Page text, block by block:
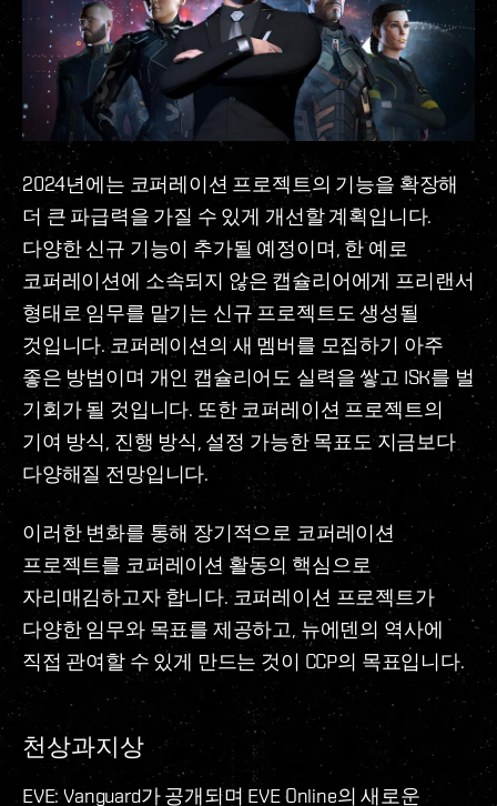
2024년에는 코퍼레이션 프로젝트의 기능을 확장해
더 큰 파급력을 가질 수 있게 개선할 계획입니다.
다양한 신규 기능이 추가될 예정이며, 한 예로
코퍼레이션에 소속되지 않은 캡슐리어에게 프리랜서
형태로 임무를 맡기는 신규 프로젝트도 생성될
것입니다. 코퍼레이션의 새 멤버를 모집하기 아주
좋은 방법이며 개인 캡슐리어도 실력을 쌓고 ISK를 벌
기회가 될 것입니다. 또한 코퍼레이션 프로젝트의
기여 방식, 진행 방식, 설정 가능한 목표도 지금보다
다양해질 전망입니다.
이러한 변화를 통해 장기적으로 코퍼레이션
프로젝트를 코퍼레이션 활동의 핵심으로
자리매김하고자 합니다. 코퍼레이션 프로젝트가
다양한 임무와 목표를 제공하고, 뉴에덴의 역사에
직접 관여할 수 있게 만드는 것이 CCP의 목표입니다.
천상과지상
EVE: Vanguard가 공개되며 EVE Online의 새로운